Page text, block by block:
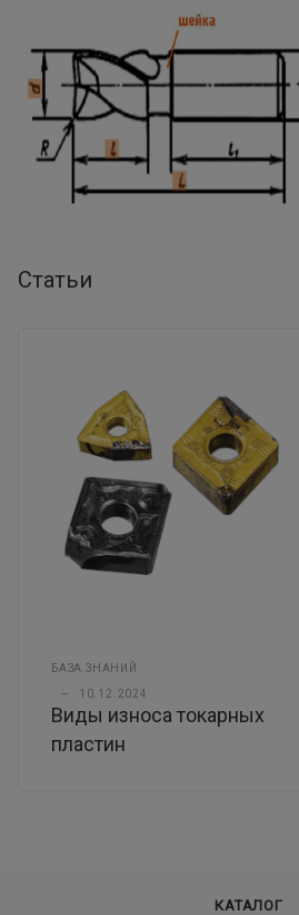
Статьи
БАЗА ЗНАНИЙ
— 10.12.2024
Виды износа токарных
пластин
КАТАЛОГ